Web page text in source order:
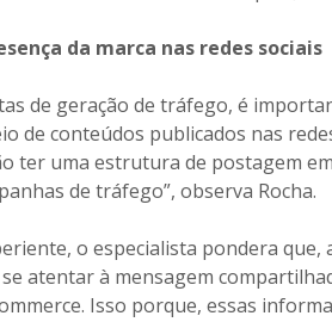
da marca nas redes sociais
de geração de tráfego, é
de conteúdos publicados nas
ter uma estrutura de postagem
de tráfego”, observa Rocha.
o especialista pondera
atentar à mensagem
Isso porque, essas